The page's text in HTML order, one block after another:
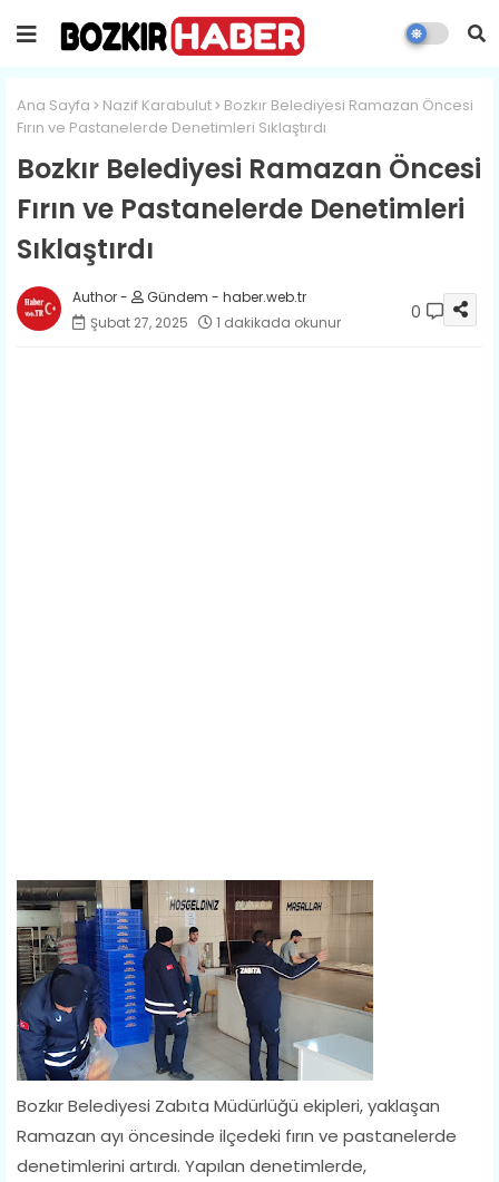
Ana Sayfa Nazif Karabulut
Bozkır Belediyesi Ramazan Öncesi
Fırın ve Pastanelerde Denetimleri Sıklaştırdı
Bozkır Belediyesi Ramazan Öncesi
Fırın ve Pastanelerde Denetimleri
Sıklaştırdı
Gündem - haber.web.tr
Şubat 27, 2025
1 dakikada okunur 0
Bozkır Belediyesi Zabıta Müdürlüğü ekipleri, yaklaşan
Ramazan ayı öncesinde ilçedeki fırın ve pastanelerde
denetimlerini artırdı. Yapılan denetimlerde,